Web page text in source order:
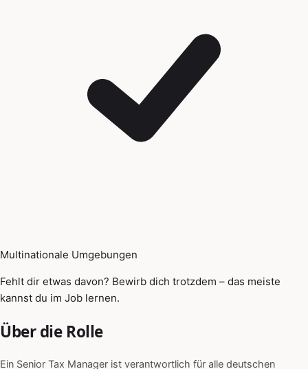
Multinationale Umgebungen
Fehlt dir etwas davon? Bewirb dich trotzdem – das meiste
kannst du im Job lernen.
Über die Rolle
Ein Senior Tax Manager ist verantwortlich für alle deutschen